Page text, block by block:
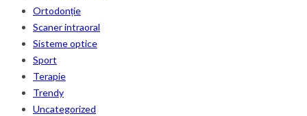
Ortodonție
Scaner intraoral
Sisteme optice
Sport
Terapie
Trendy
Uncategorized